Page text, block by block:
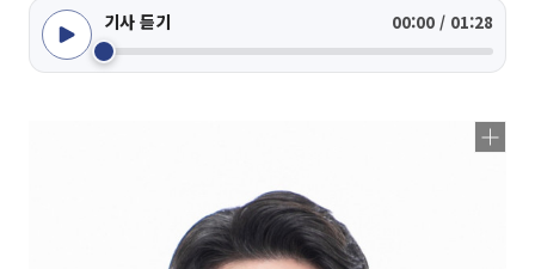
기사 듣기 00:00 / 01:28